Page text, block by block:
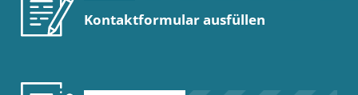
Kontaktformular ausfüllen